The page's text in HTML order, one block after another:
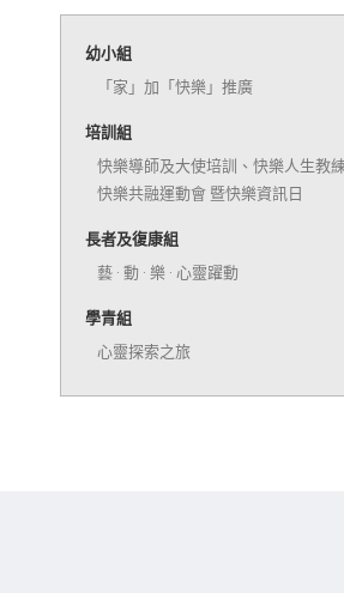
幼小組
「家」加「快樂」推廣
培訓組
快樂導師及大使培訓、快樂人生教
快樂共融運動會 暨快樂資訊日
長者及復康組
藝 · 動 · 樂 · 心靈躍動
學青組
心靈探索之旅